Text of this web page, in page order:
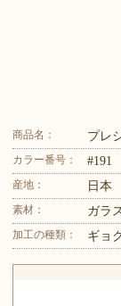
商品名： プレ
カラー番号： #191
産地： 日本
素材： ガラ
加工の種類： ギョ